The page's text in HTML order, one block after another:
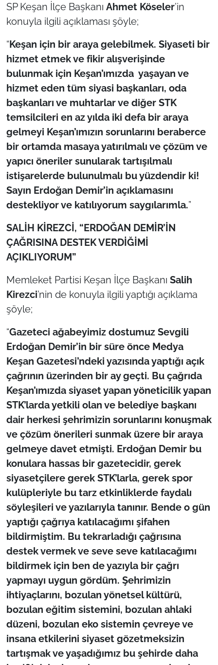
SP Keşan İlçe Başkanı Ahmet Köseler’in
konuyla ilgili açıklaması şöyle;
“Keşan için bir araya gelebilmek. Siyaseti bir
hizmet etmek ve fikir alışverişinde
bulunmak için Keşan’ımızda yaşayan ve
hizmet eden tüm siyasi başkanları, oda
başkanları ve muhtarlar ve diğer STK
temsilcileri en az yılda iki defa bir araya
gelmeyi Keşan’ımızın sorunlarını beraberce
bir ortamda masaya yatırılmalı ve çözüm ve
yapıcı öneriler sunularak tartışılmalı
istişarelerde bulunulmalı bu yüzdendir ki!
Sayın Erdoğan Demir’in açıklamasını
destekliyor ve katılıyorum saygılarımla.”
SALİH KİREZCİ, “ERDOĞAN DEMİR’İN
ÇAĞRISINA DESTEK VERDİĞİMİ
AÇIKLIYORUM”
Memleket Partisi Keşan İlçe Başkanı Salih
Kirezci’nin de konuyla ilgili yaptığı açıklama
şöyle;
“Gazeteci ağabeyimiz dostumuz Sevgili
Erdoğan Demir’in bir süre önce Medya
Keşan Gazetesi’ndeki yazısında yaptığı açık
çağrının üzerinden bir ay geçti. Bu çağrıda
Keşan’ımızda siyaset yapan yöneticilik yapan
STK’larda yetkili olan ve belediye başkanı
dair herkesi şehrimizin sorunlarını konuşmak
ve çözüm önerileri sunmak üzere bir araya
gelmeye davet etmişti. Erdoğan Demir bu
konulara hassas bir gazetecidir, gerek
siyasetçilere gerek STK’larla, gerek spor
kulüpleriyle bu tarz etkinliklerde faydalı
söyleşileri ve yazılarıyla tanınır. Bende o gün
yaptığı çağrıya katılacağımı şifahen
bildirmiştim. Bu tekrarladığı çağrısına
destek vermek ve seve seve katılacağımı
bildirmek için ben de yazıyla bir çağrı
yapmayı uygun gördüm. Şehrimizin
ihtiyaçlarını, bozulan yönetsel kültürü,
bozulan eğitim sistemini, bozulan ahlaki
düzeni, bozulan eko sistemin çevreye ve
insana etkilerini siyaset gözetmeksizin
tartışmak ve yaşadığımız bu şehirde daha
İş Dünyası
Bilim Teknoloji
English News
Canlı Maç
Finans
Genel-A
Gündem-Eğitim